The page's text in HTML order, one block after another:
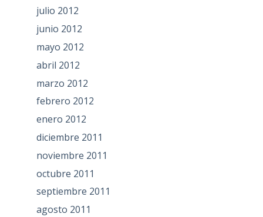
julio 2012
junio 2012
mayo 2012
abril 2012
marzo 2012
febrero 2012
enero 2012
diciembre 2011
noviembre 2011
octubre 2011
septiembre 2011
agosto 2011